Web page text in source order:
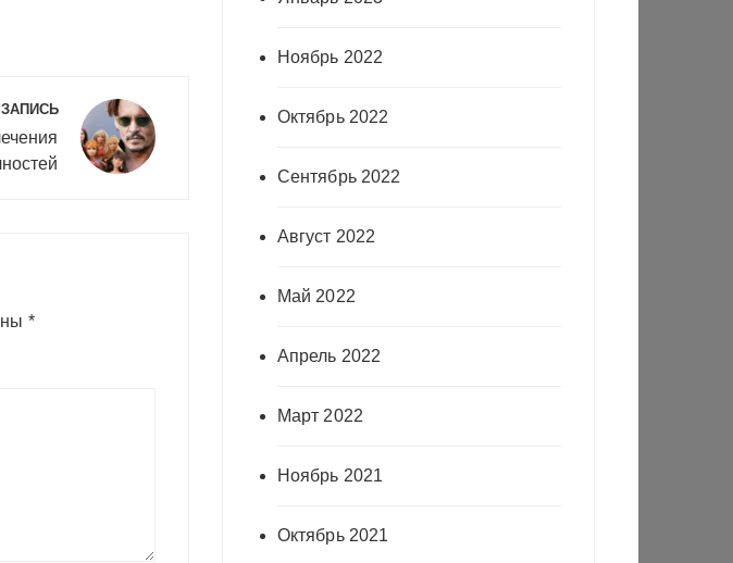
*
Ноябрь 2022
Октябрь 2022
Сентябрь 2022
Август 2022
Май 2022
Апрель 2022
Март 2022
Ноябрь 2021
Октябрь 2021